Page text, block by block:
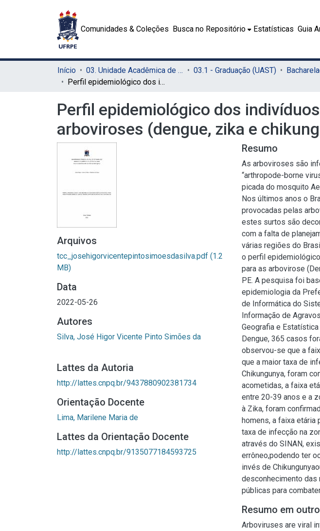
Comunidades & Coleções Busca no Repositório Estatísticas Guia
Início 03. Unidade Acadêmica de Serra Talhada (UAST) 03.1 - Graduação (UAST)
Perfil epidemiológico dos indivíduos com diagnóstico positivo para arboviroses (dengue, zika e chikungunya) no município de Custódia-PE
Perfil epidemiológico dos
arboviroses (dengue, zika e
Arquivos
tcc_josehigorvicentepintosimoesdasilva.pdf (1.2
MB)
Data
2022-05-26
Autores
Silva, José Higor Vicente Pinto Simões da
Lattes da Autoria
http://lattes.cnpq.br/9437880902381734
Orientação Docente
Lima, Marilene Maria de
Lattes da Orientação Docente
http://lattes.cnpq.br/9135077184593725
Resumo
As arboviroses são
“arthropode-borne
picada do mosquito
Nos últimos anos o
provocadas pelas
estes surtos são
com a falta de
várias regiões do
o perfil
para as arbovirose
PE. A pesquisa foi
epidemiologia da
de Informática do
Informação de
Geografia e
Dengue, 365 casos
observou-se que a
que a maior taxa de
Chikungunya, foram
acometidas, a faixa
entre 20-39 anos e a
à Zika, foram
homens, a faixa etária
taxa de infecção na
através do SINAN,
errôneo,podendo ter
invés de
desconhecimento das
públicas para
Resumo em
Arboviruses are viral